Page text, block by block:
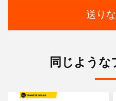
送り
同じような